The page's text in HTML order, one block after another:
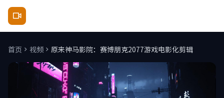
首页 视频 原来神马影院：赛博朋克2077游戏电影化剪辑